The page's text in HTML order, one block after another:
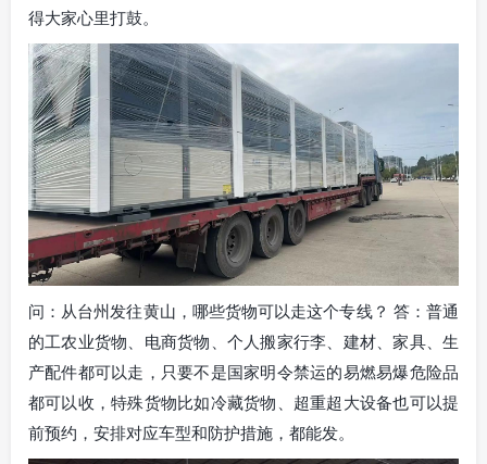
得大家心里打鼓。
问：从台州发往黄山，哪些货物可以走这个专线？ 答：普通
的工农业货物、电商货物、个人搬家行李、建材、家具、生
产配件都可以走，只要不是国家明令禁运的易燃易爆危险品
都可以收，特殊货物比如冷藏货物、超重超大设备也可以提
前预约，安排对应车型和防护措施，都能发。